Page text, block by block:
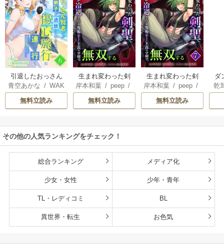
引退したおっさん
賢者だが愛弟子が
追放されてきたの
で傷心旅行に連れ
イフな旅のつもり
が、なぜか世界最
強の師弟になって
版】
青空あかな /WAK
ANA KURAGUCHI
pallet/アイラ
listaSTUDIO
無料立読み
生まれ変わった剣
聖、剣士が冷遇さ
れる魔術至上主義
の学園で無双する
岸本和葉/ peep/
染野静也/桑島黎
/taskey STUDI
無料立読み
生まれ変わった剣
聖、剣士が冷遇さ
れる魔術至上主義
の学園で無双する
岸本和葉/ peep/
染野静也/桑島黎
/taskey STUDI
無料立読み
ダ
込
乾
庫
その他の人気ランキングをチェック！
総合ランキング メディア化
少女・女性 少年・青年
TL・レディコミ BL
異世界・転生 お色気